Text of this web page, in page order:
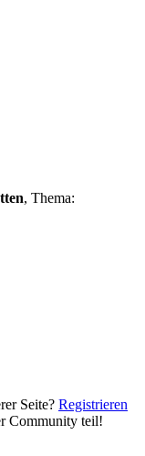
, Thema:
Seite? Registrieren
Community teil!